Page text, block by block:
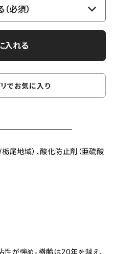
必須）
入れる
でお気に入り
尾地域）、酸化防止剤（亜硫酸
性が強め。樹齢は20年を越え、